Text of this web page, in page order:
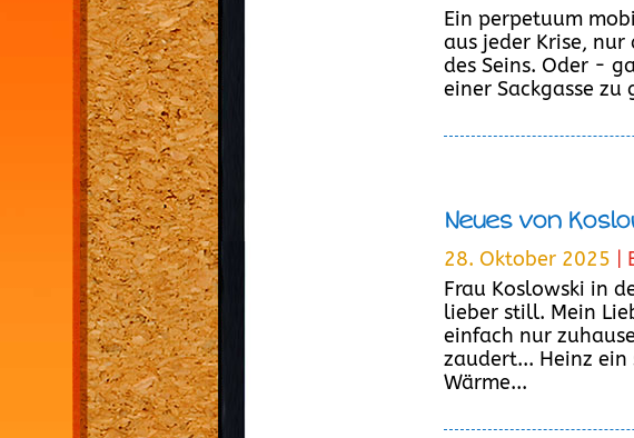
Ein perpetuum
aus jeder Krise,
des Seins. Oder -
einer Sackgasse zu
Neues von
28. Oktober 2025 |
Frau Koslowski in
lieber still. Mein
einfach nur
zaudert... Heinz
Wärme...